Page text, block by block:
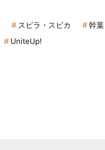
スピラ・スピカ 幹葉
UniteUp!